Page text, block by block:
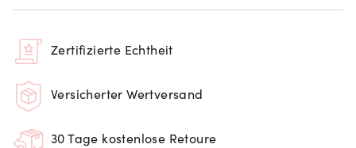
Zertifizierte Echtheit
Versicherter Wertversand
30 Tage kostenlose Retoure